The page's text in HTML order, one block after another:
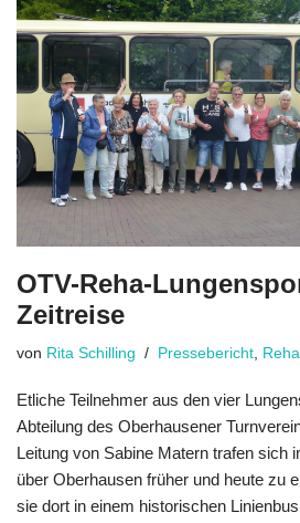
OTV-Reha-
Zeitreise
von Rita Schilling Pressebericht,
Etliche Teilnehmer aus den vier
Abteilung des Oberhausener
Leitung von Sabine Matern trafen sich
über Oberhausen früher und heute zu
sie dort in einem historischen